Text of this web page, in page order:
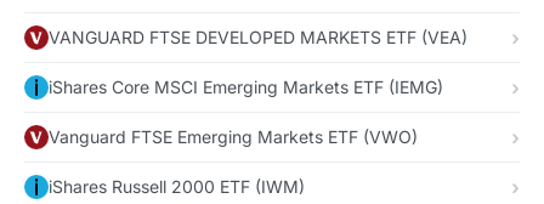
VANGUARD FTSE DEVELOPED MARKETS ETF (VEA)
iShares Core MSCI Emerging Markets ETF (IEMG)
Vanguard FTSE Emerging Markets ETF (VWO)
iShares Russell 2000 ETF (IWM)